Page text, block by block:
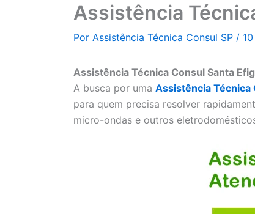
Assistência
Por Assistência Técnica Consul SP /
Assistência Técnica Consul Santa
A busca por uma Assistência Técnica
para quem precisa resolver
micro-ondas e outros